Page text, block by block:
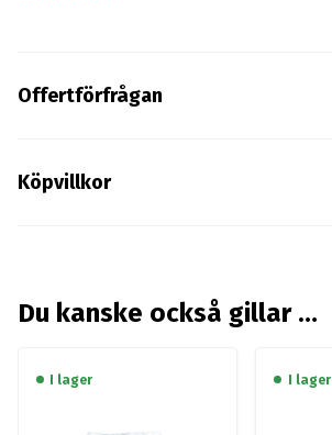
Offertförfrågan
Köpvillkor
Du kanske också gillar …
I lager I lager